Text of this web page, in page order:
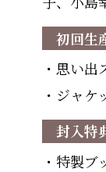
初回生
・思い出
・ジャケ
封入特
・特製ブ